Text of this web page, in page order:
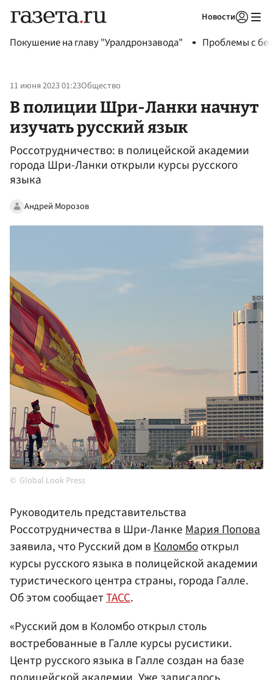
Новости
Покушение на главу "Уралдронзавода" Проблемы с
11 июня 2023 01:23Общество
В полиции Шри-Ланки начнут
изучать русский язык
Россотрудничество: в полицейской академии
города Шри-Ланки открыли курсы русского
языка
Андрей Морозов
Global Look Press
Руководитель представительства
Россотрудничества в Шри-ЛанкеМария Попова
заявила, что Русский дом вКоломбооткрыл
курсы русского языка в полицейской академии
туристического центра страны, города Галле.
Об этом сообщаетТАСС.
«Русский дом в Коломбо открыл столь
востребованные в Галле курсы русистики.
Центр русского языка в Галле создан на базе